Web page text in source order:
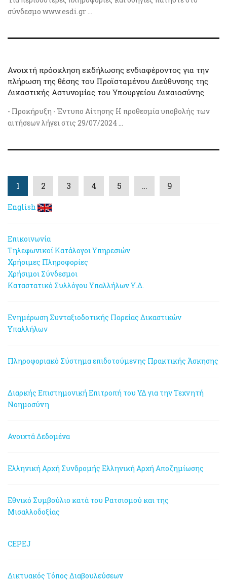
σύνδεσμο www.esdi.gr ...
Ανοιχτή πρόσκληση εκδήλωσης ενδιαφέροντος για την
πλήρωση της θέσης του Προϊσταμένου Διεύθυνσης της
Δικαστικής Αστυνομίας του Υπουργείου Δικαιοσύνης
- Προκήρυξη - Έντυπο Αίτησης Η προθεσμία υποβολής των
αιτήσεων λήγει στις 29/07/2024 ...
1 2 3 4 5 … 9
English
Επικοινωνία
Τηλεφωνικοί Κατάλογοι Υπηρεσιών
Χρήσιμες Πληροφορίες
Χρήσιμοι Σύνδεσμοι
Καταστατικό Συλλόγου Υπαλλήλων Υ.Δ.
Ενημέρωση Συνταξιοδοτικής Πορείας Δικαστικών
Υπαλλήλων
Πληροφοριακό Σύστημα επιδοτούμενης Πρακτικής Άσκησης
Διαρκής Επιστημονική Επιτροπή του ΥΔ για την Τεχνητή
Νοημοσύνη
Ανοιχτά Δεδομένα
Ελληνική Αρχή Συνδρομής Ελληνική Αρχή Αποζημίωσης
Εθνικό Συμβούλιο κατά του Ρατσισμού και της
Μισαλλοδοξίας
CEPEJ
Δικτυακός Τόπος Διαβουλεύσεων